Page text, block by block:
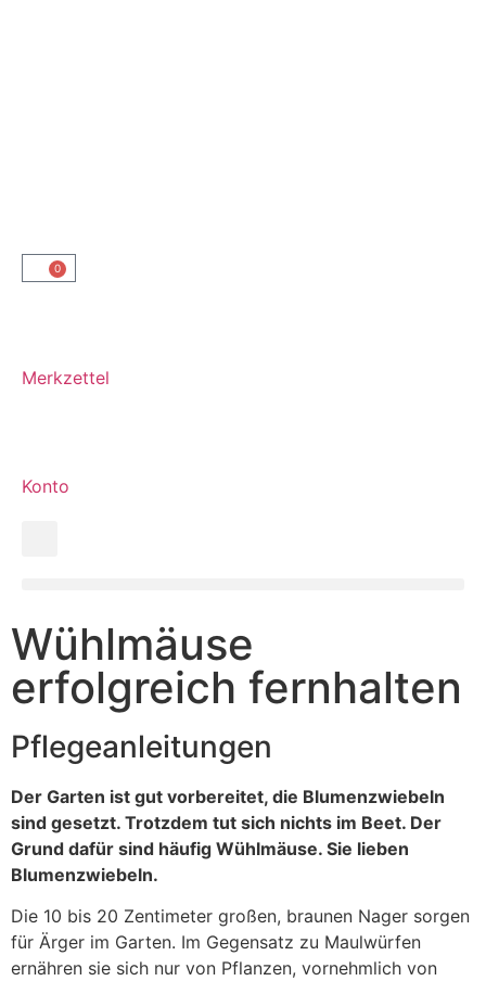
0
Merkzettel
Konto
Wühlmäuse
erfolgreich fernhalten
Pflegeanleitungen
Der Garten ist gut vorbereitet, die Blumenzwiebeln
sind gesetzt. Trotzdem tut sich nichts im Beet. Der
Grund dafür sind häufig Wühlmäuse. Sie lieben
Blumenzwiebeln.
Die 10 bis 20 Zentimeter großen, braunen Nager sorgen
für Ärger im Garten. Im Gegensatz zu Maulwürfen
ernähren sie sich nur von Pflanzen, vornehmlich von